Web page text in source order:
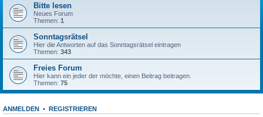
Bitte lesen
Neues Forum
Themen: 1
Sonntagsrätsel
Hier die Antworten auf das Sonntagsrätsel eintragen
Themen: 343
Freies Forum
Hier kann ein jeder der möchte, einen Beitrag beitragen.
Themen: 75
ANMELDEN • REGISTRIEREN